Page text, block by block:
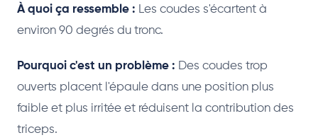
À quoi ça ressemble : Les coudes s'écartent à
environ 90 degrés du tronc.
Pourquoi c'est un problème : Des coudes trop
ouverts placent l'épaule dans une position plus
faible et plus irritée et réduisent la contribution des
triceps.